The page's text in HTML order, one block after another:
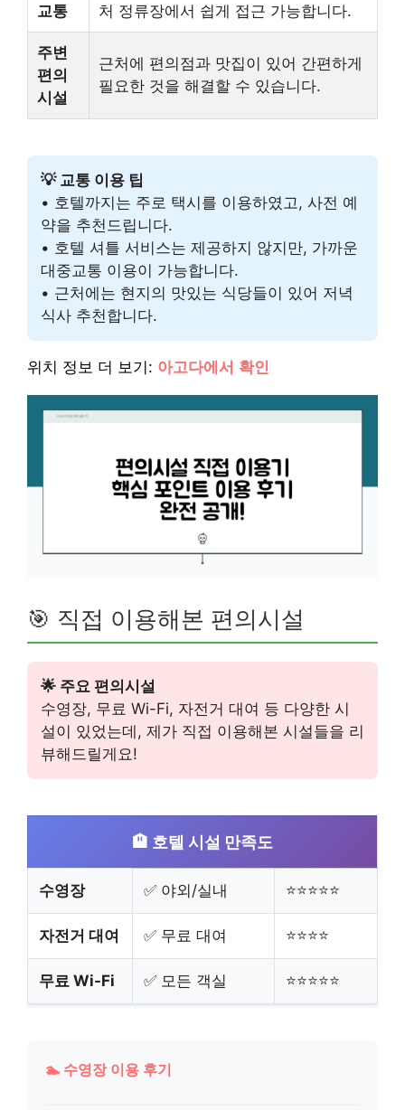
교통
처 정류장에서 쉽게 접근 가능합니다.
주변
편의
시설
근처에 편의점과 맛집이 있어 간편하게
필요한 것을 해결할 수 있습니다.
💡 교통 이용 팁
• 호텔까지는 주로 택시를 이용하였고, 사전 예
약을 추천드립니다.
• 호텔 셔틀 서비스는 제공하지 않지만, 가까운
대중교통 이용이 가능합니다.
• 근처에는 현지의 맛있는 식당들이 있어 저녁
식사 추천합니다.
위치 정보 더 보기: 아고다에서 확인
🎯 직접 이용해본 편의시설
🌟 주요 편의시설
수영장, 무료 Wi-Fi, 자전거 대여 등 다양한 시
설이 있었는데, 제가 직접 이용해본 시설들을 리
뷰해드릴게요!
🏨 호텔 시설 만족도
수영장 ✅ 야외/실내 ⭐⭐⭐⭐⭐
자전거 대여 ✅ 무료 대여 ⭐⭐⭐⭐
무료 Wi-Fi ✅ 모든 객실 ⭐⭐⭐⭐⭐
🏊 수영장 이용 후기